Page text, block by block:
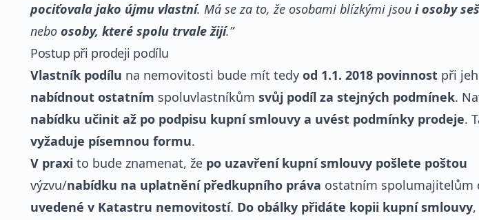
pociťovala jako újmu vlastní. Má se za to, že osobami blízkými jsou i osoby
nebo osoby, které spolu trvale žijí.”
Postup při prodeji podílu
Vlastník podílu na nemovitosti bude mít tedy od 1.1. 2018 povinnost při
nabídnout ostatním spoluvlastníkům svůj podíl za stejných podmínek.
nabídku učinit až po podpisu kupní smlouvy a uvést podmínky prodeje.
vyžaduje písemnou formu.
V praxi to bude znamenat, že po uzavření kupní smlouvy pošlete poštou
výzvu/nabídku na uplatnění předkupního práva ostatním spolumajitelům
uvedené v Katastru nemovitostí. Do obálky přidáte kopii kupní smlouvy